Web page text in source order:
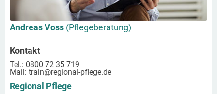
Andreas Voss (Pflegeberatung)
Kontakt
Tel.: 0800 72 35 719
Mail: train@regional-pflege.de
Regional Pflege